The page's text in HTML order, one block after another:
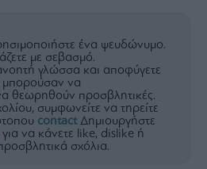
ένα ψευδώνυμο.
με σεβασμό.
γλώσσα και αποφύγετε
μπορούσαν να
θεωρηθούν προσβλητικές.
συμφωνείτε να τηρείτε
contactΔημιουργήστε
για να κάνετε like, dislike ή
σχόλια.